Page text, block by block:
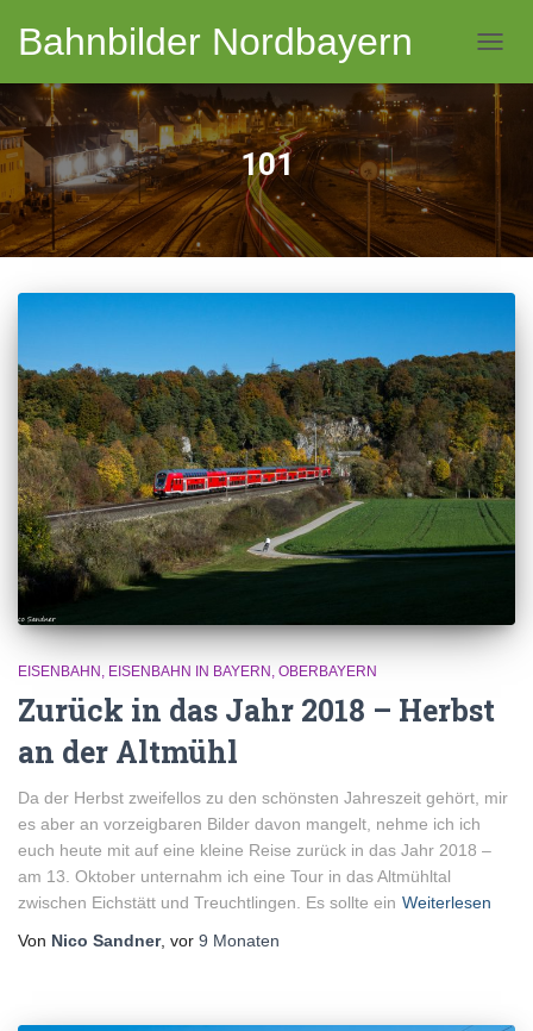
Bahnbilder Nordbayern
101
EISENBAHN EISENBAHN IN BAYERN OBERBAYERN
Zurück in das Jahr 2018 – Herbst
an der Altmühl
Da der Herbst zweifellos zu den schönsten Jahreszeit gehört, mir
es aber an vorzeigbaren Bilder davon mangelt, nehme ich ich
euch heute mit auf eine kleine Reise zurück in das Jahr 2018 –
am 13. Oktober unternahm ich eine Tour in das Altmühltal
zwischen Eichstätt und Treuchtlingen. Es sollte ein Weiterlesen
Von Nico Sandner, vor 9 Monaten